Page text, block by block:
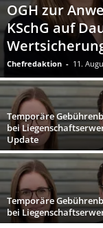
OGH zur
KSchG auf
Chefredaktion - 11.
Temporäre
bei
Update
Temporäre
bei